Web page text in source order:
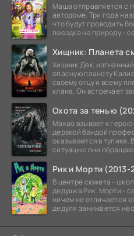
Маша отправляется с
автодоме. Три года
что будут проводить
поездка на природу -
Хищник: Планета
Хищник Дек,
опасную планету
своему отцу и всему
клана. Он встречает
Охота за тенью
Макао взывает к
дерзкой бандой
оказывается в
ситуацию они
Рик и Морти (2013-
В центре сюжета -
дедушка Рик. Морти -
ничем не отличается
дедуля занимается